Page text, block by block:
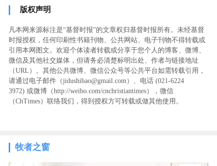
版权声明
凡本网来源标注是“基督时报”的文章权归基督时报所有。未经基督
时报授权，任何印刷性书籍刊物、公共网站、电子刊物不得转载或
引用本网图文。欢迎个体读者转载或分享于您个人的博客、微博、
微信及其他社交媒体，但请务必清楚标明出处、作者与链接地址
（URL）。其他公共微博、微信公众号等公共平台如需转载引用，
请通过电子邮件（jidushibao@gmail.com）、电话 (021-6224
3972) ‬或微博（http://weibo.com/cnchristiantimes），微信
（ChTimes）联络我们，得到授权方可转载或做其他使用。
牧者之窗